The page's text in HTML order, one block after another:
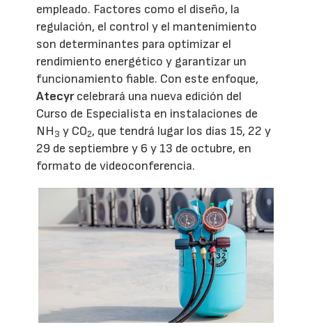
empleado. Factores como el diseño, la
regulación, el control y el mantenimiento
son determinantes para optimizar el
rendimiento energético y garantizar un
funcionamiento fiable. Con este enfoque,
Atecyrcelebrará una nueva edición del
Curso de Especialista en instalaciones de
NH3 y CO2, que tendrá lugar los días 15, 22 y
29 de septiembre y 6 y 13 de octubre, en
formato de videoconferencia.